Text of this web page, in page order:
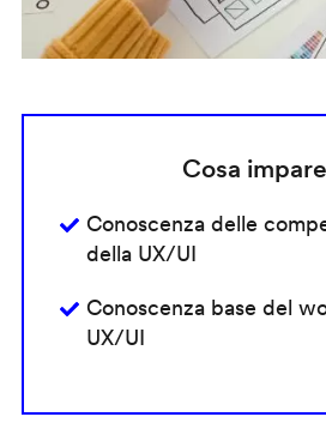
Cosa
Conoscenza delle
della UX/UI
Conoscenza base del
UX/UI